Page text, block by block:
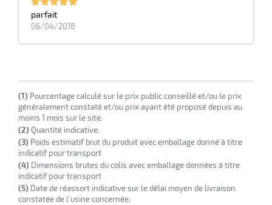
parfait
06/04/2018
(1) Pourcentage calculé sur le prix public conseillé et/ou le prix
généralement constaté et/ou prix ayant été proposé depuis au
moins 1 mois sur le site.
(2)Quantité indicative.
(3) Poids estimatif brut du produit avec emballage donné à titre
indicatif pour transport
(4) Dimensions brutes du colis avec emballage données à titre
indicatif pour transport
(5) Date de réassort indicative sur le délai moyen de livraison
constatée de l’usine concernée.